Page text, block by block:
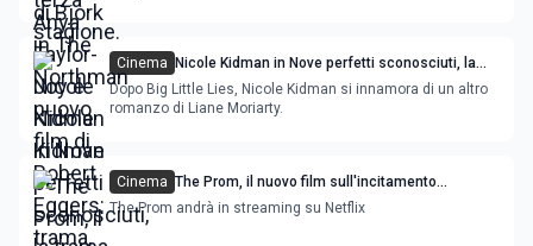
Cinema
Nicole Kidman in Nove perfetti sconosciuti, la
trama e il cast della nuova serie di Hulu
Dopo Big Little Lies, Nicole Kidman si innamora di un altro
romanzo di Liane Moriarty.
Cinema The Prom, il nuovo film sull'incitamento
all'amore con Meryl Streep e Nicole Kidman
The Prom andrà in streaming su Netflix